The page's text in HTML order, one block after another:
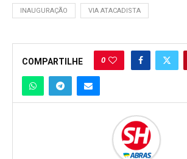
INAUGURAÇÃO VIA ATACADISTA
COMPARTILHE 0